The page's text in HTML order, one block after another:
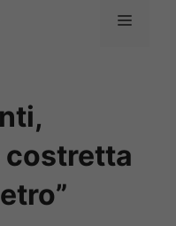
Menu
costretta